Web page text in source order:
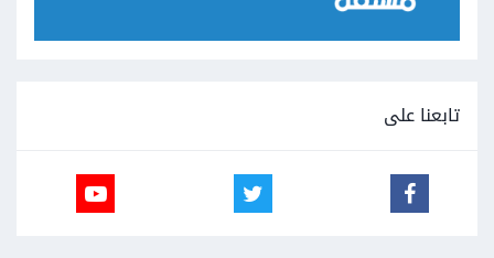
تابعنا على